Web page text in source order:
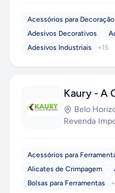
Acessórios para
Adesivos Decorativos
Adesivos Industriais
+15
Kaury - A
Belo
Revenda·
Acessórios para
Alicates de Crimpagem
Bolsas para Ferramentas
+